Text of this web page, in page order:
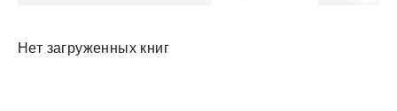
Нет загруженных книг